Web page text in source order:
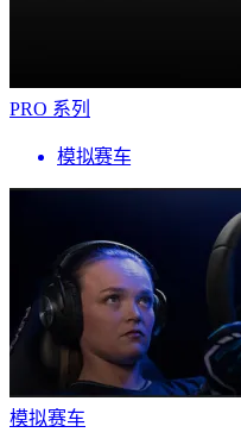
PRO 系列
模拟赛车
模拟赛车